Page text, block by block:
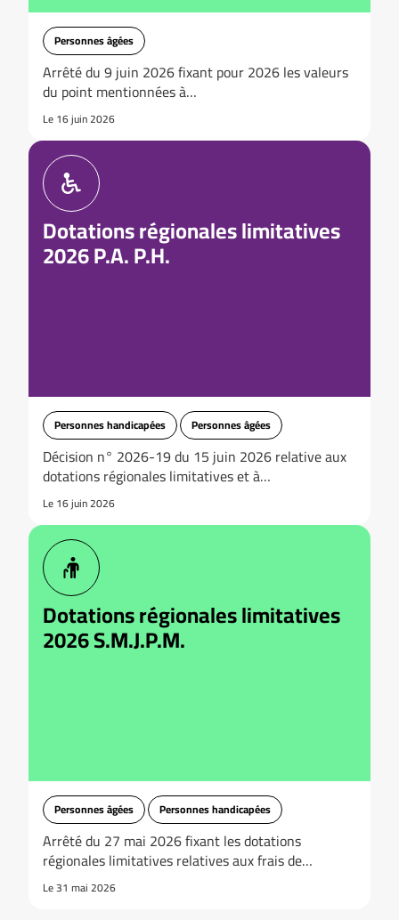
Personnes âgées
Arrêté du 9 juin 2026 fixant pour 2026 les valeurs
du point mentionnées à…
Le 16 juin 2026
Dotations régionales limitatives
2026 P.A. P.H.
Personnes handicapées Personnes âgées
Décision n° 2026-19 du 15 juin 2026 relative aux
dotations régionales limitatives et à…
Le 16 juin 2026
Dotations régionales limitatives
2026 S.M.J.P.M.
Personnes âgées Personnes handicapées
Arrêté du 27 mai 2026 fixant les dotations
régionales limitatives relatives aux frais de…
Le 31 mai 2026